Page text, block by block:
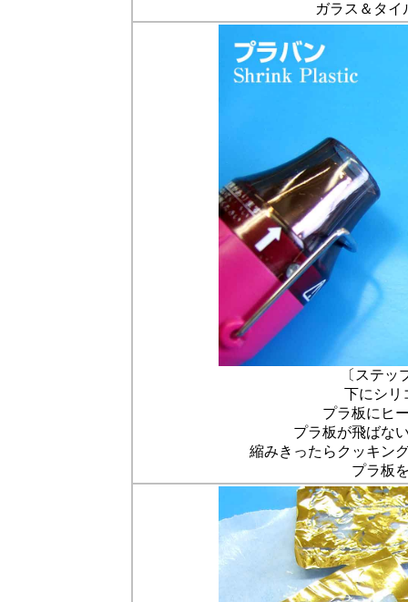
ガラス＆タ
〔ステッ
下にシリ
プラ板にヒ
プラ板が飛ばな
縮みきったらクッキン
プラ板